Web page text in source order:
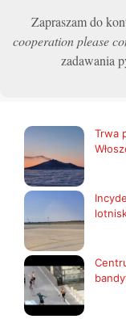
Zapraszam do
cooperation please
zadawania
Trwa